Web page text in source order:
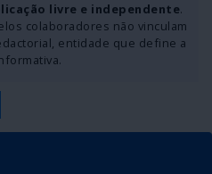
livre e independente.
colaboradores não vinculam
entidade que define a